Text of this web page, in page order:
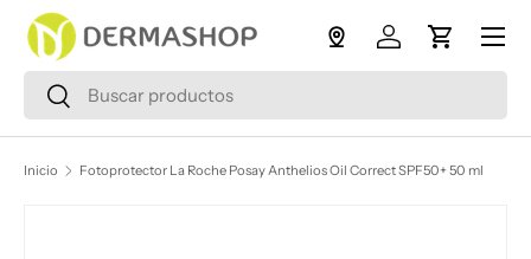
Ir al contenido
Buscar
Buscar
Iniciar sesión
Carrito
Menú
Inicio Fotoprotector La Roche Posay Anthelios Oil Correct SPF50+ 50 ml